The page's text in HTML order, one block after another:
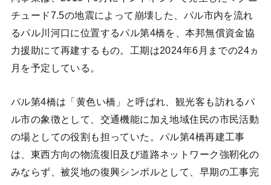
チュード7.5の地震によって崩壊した、パル市内を流れ
るパル川河口に位置するパル第4橋を、本邦無償資金協
力援助にて再建するもの。工期は2024年6月までの24ヵ
月を予定している。
パル第4橋は「黄色い橋」と呼ばれ、観光客も訪れるパ
ル市の象徴として、交通機能に加え地域住民の市民活動
の場としての役割も担っていた。パル第4橋再建工事
は、東西方向の物流復旧及び道路ネットワーク強靭化の
みならず、被災地の復興シンボルとして、早期の工事完